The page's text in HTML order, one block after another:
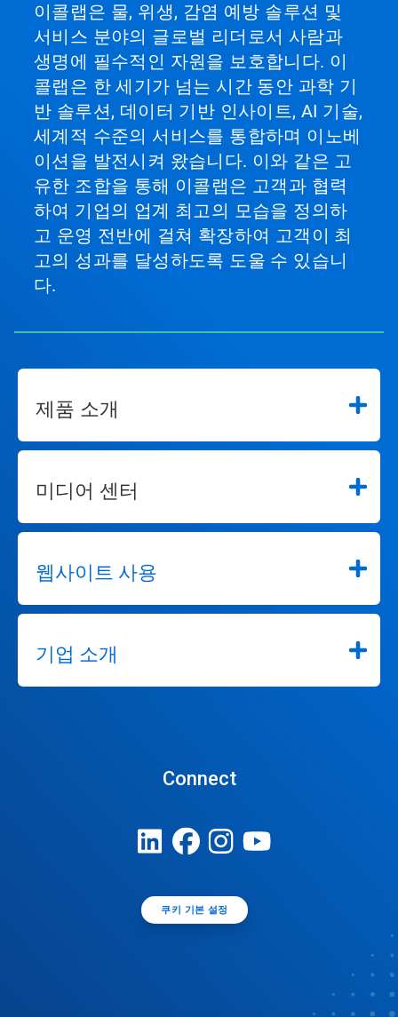
이콜랩은 물, 위생, 감염 예방 솔루션 및
서비스 분야의 글로벌 리더로서 사람과
생명에 필수적인 자원을 보호합니다. 이
콜랩은 한 세기가 넘는 시간 동안 과학 기
반 솔루션, 데이터 기반 인사이트, AI 기술,
세계적 수준의 서비스를 통합하며 이노베
이션을 발전시켜 왔습니다. 이와 같은 고
유한 조합을 통해 이콜랩은 고객과 협력
하여 기업의 업계 최고의 모습을 정의하
고 운영 전반에 걸쳐 확장하여 고객이 최
고의 성과를 달성하도록 도울 수 있습니
다.
제품 소개
미디어 센터
웹사이트 사용
기업 소개
Connect
쿠키 기본 설정